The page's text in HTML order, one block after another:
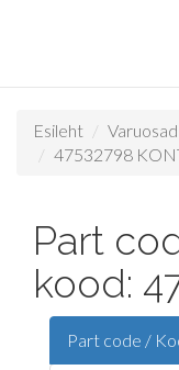
Esileht
Varuosad
47532798
Part
kood:
Part code /